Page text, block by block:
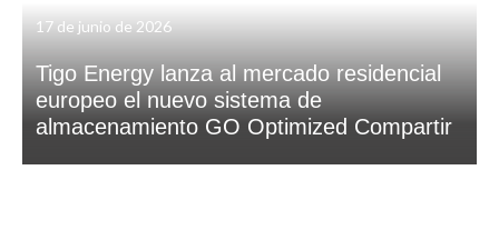
17 de junio de 2026
Tigo Energy lanza al mercado residencial
europeo el nuevo sistema de
almacenamiento GO Optimized Compartir